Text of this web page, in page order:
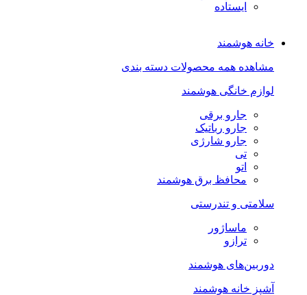
ایستاده
خانه هوشمند
مشاهده همه محصولات دسته بندی
لوازم خانگی هوشمند
جارو برقی
جارو رباتیک
جارو شارژی
تی
اتو
محافظ برق هوشمند
سلامتی و تندرستی
ماساژور
ترازو
دوربین‌های هوشمند
آشپز خانه هوشمند